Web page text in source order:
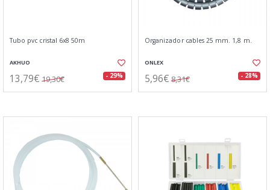
Tubo pvc cristal 6x8 50m
AKHUO
13,79€ 19,30€ - 29%
Organizador cables 25 mm. 1,8 m.
ONLEX
5,96€ 8,31€ - 28%